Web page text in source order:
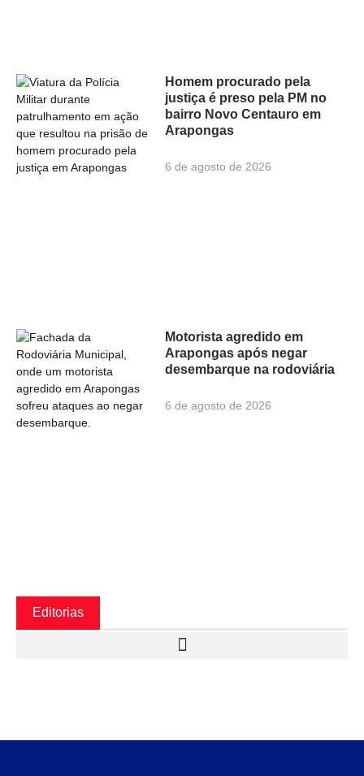
Homem procurado pela
justiça é preso pela PM no
bairro Novo Centauro em
Arapongas
6 de agosto de 2026
Motorista agredido em
Arapongas após negar
desembarque na rodoviária
6 de agosto de 2026
Editorias